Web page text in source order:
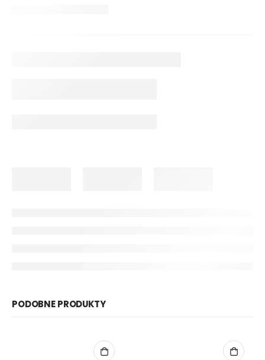
PODOBNE PRODUKTY